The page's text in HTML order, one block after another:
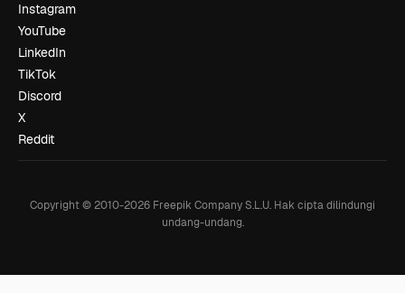
Instagram
YouTube
LinkedIn
TikTok
Discord
X
Reddit
Copyright © 2010-2026 Freepik Company S.L.U. Hak cipta dilindungi
undang-undang.